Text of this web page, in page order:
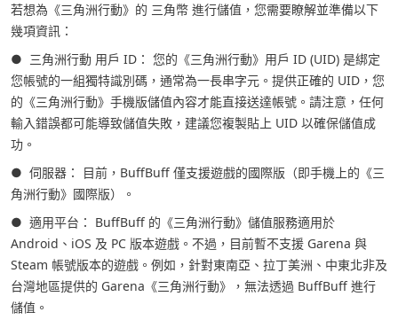
若想為《三角洲行動》的 三角幣 進行儲值，您需要瞭解並準備以下
幾項資訊：
● 三角洲行動 用戶 ID： 您的《三角洲行動》用戶 ID (UID) 是綁定
您帳號的一組獨特識別碼，通常為一長串字元。提供正確的 UID，您
的《三角洲行動》手機版儲值內容才能直接送達帳號。請注意，任何
輸入錯誤都可能導致儲值失敗，建議您複製貼上 UID 以確保儲值成
功。
● 伺服器： 目前，BuffBuff 僅支援遊戲的國際版（即手機上的《三
角洲行動》國際版）。
● 適用平台： BuffBuff 的《三角洲行動》儲值服務適用於
Android、iOS 及 PC 版本遊戲。不過，目前暫不支援 Garena 與
Steam 帳號版本的遊戲。例如，針對東南亞、拉丁美洲、中東北非及
台灣地區提供的 Garena《三角洲行動》，無法透過 BuffBuff 進行
儲值。